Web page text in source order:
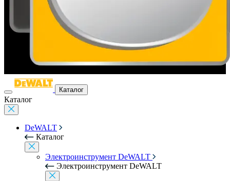
Каталог
Каталог
DeWALT
Каталог
Электроинструмент DeWALT
Электроинструмент DeWALT